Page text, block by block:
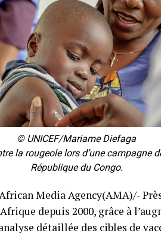
© UNICEF/Mariame Diefaga
la rougeole lors d’une campagne
République du Congo.
Media Agency(AMA)/-
depuis 2000, grâce à
détaillée des cibles de